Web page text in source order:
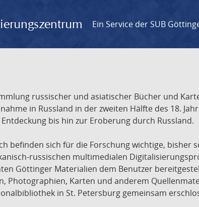
Ein Service der SUB
russischer und asiatischer Bücher und
in Russland in der zweiten Hälfte des 18.
bis hin zur Eroberung durch Russland.
befinden sich für die Forschung wichtige, bisher
russischen multimedialen
Göttinger Materialien dem Benutzer
Photographien, Karten und anderem
in St. Petersburg gemeinsam